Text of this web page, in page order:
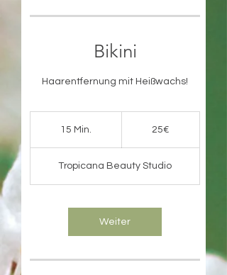
Bikini
15 Min.
i
n
25€
Tropicana Beauty Studio
Weiter